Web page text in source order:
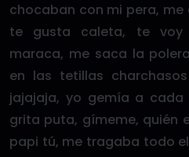
chocaban con mi pera,
te gusta caleta, te
maraca, me saca la
en las tetillas
jajajaja, yo gemía a
grita puta, gímeme, quién
papi tú, me tragaba todo